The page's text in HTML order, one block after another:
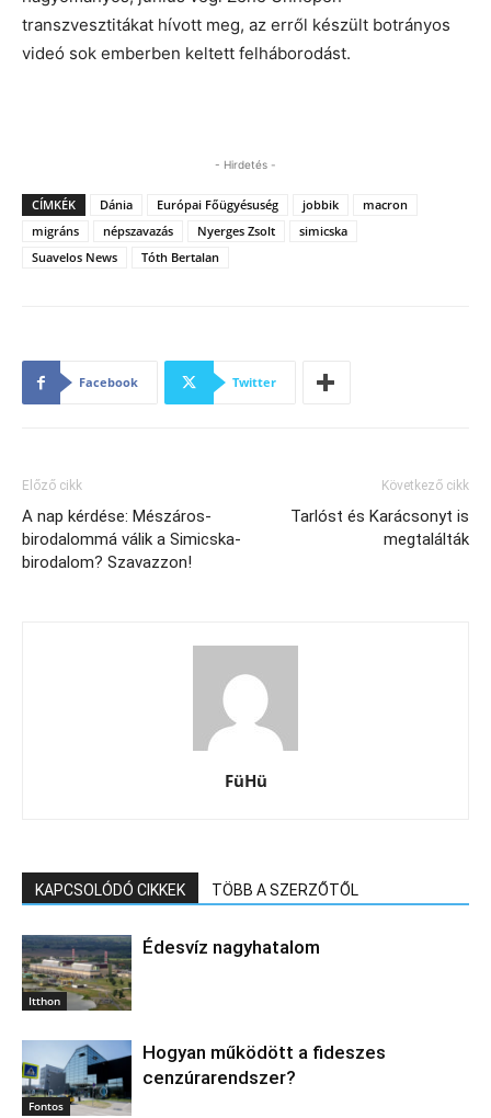
transzvesztitákat hívott meg, az erről készült botrányos
videó sok emberben keltett felháborodást.
- Hirdetés -
CÍMKÉK Dánia Európai Főügyésuség jobbik
macron
migráns
népszavazás Nyerges Zsolt
simicska
Suavelos News
Tóth Bertalan
Facebook Twitter
Előző cikk
A nap kérdése: Mészáros-
birodalommá válik a Simicska-
birodalom? Szavazzon!
Következő cikk
Tarlóst és Karácsonyt is
megtalálták
FüHü
KAPCSOLÓDÓ CIKKEK TÖBB A SZERZŐTŐL
Itthon
Édesvíz nagyhatalom
Fontos
Hogyan működött a fideszes
cenzúrarendszer?